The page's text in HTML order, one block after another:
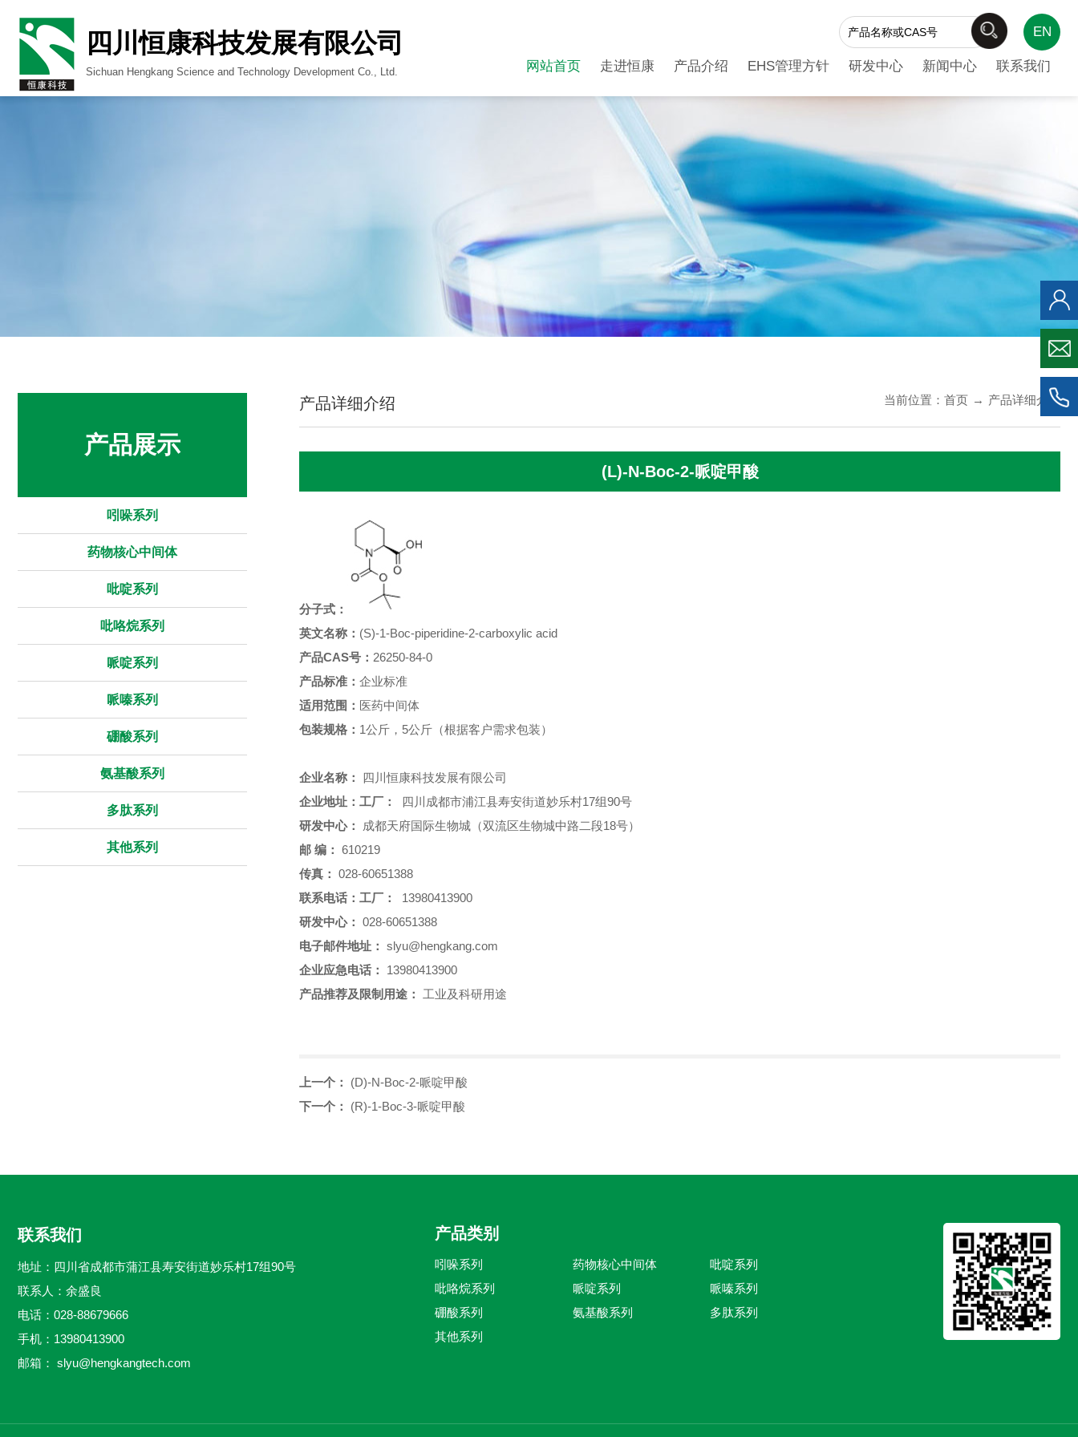
四川恒康科技发展有限公司
Sichuan Hengkang Science and Technology Development Co., Ltd.
EN
网站首页 走进恒康 产品介绍 EHS管理方针 研发中心 新闻中心 联系我们
产品展示
吲哚系列
药物核心中间体
吡啶系列
吡咯烷系列
哌啶系列
哌嗪系列
硼酸系列
氨基酸系列
多肽系列
其他系列
产品详细介绍 当前位置： 首页 → 产品详细介绍
(L)-N-Boc-2-哌啶甲酸
分子式：
英文名称： (S)-1-Boc-piperidine-2-carboxylic acid
产品CAS号： 26250-84-0
产品标准： 企业标准
适用范围： 医药中间体
包装规格： 1公斤，5公斤（根据客户需求包装）
企业名称：
四川恒康科技发展有限公司
企业地址：工厂：
四川成都市浦江县寿安街道妙乐村17组90号
研发中心：
成都天府国际生物城（双流区生物城中路二段18号）
邮 编： 610219
传真： 028-60651388
联系电话：工厂：
13980413900
研发中心： 028-60651388
电子邮件地址： slyu@hengkang.com
企业应急电话：
13980413900
产品推荐及限制用途：
工业及科研用途
上一个： (D)-N-Boc-2-哌啶甲酸
下一个： (R)-1-Boc-3-哌啶甲酸
联系我们
地址：四川省成都市蒲江县寿安街道妙乐村17组90号
联系人：余盛良
电话：028-88679666
手机：13980413900
邮箱： slyu@hengkangtech.com
产品类别
吲哚系列 药物核心中间体
吡啶系列
吡咯烷系列
哌啶系列
哌嗪系列
硼酸系列
氨基酸系列
多肽系列
其他系列